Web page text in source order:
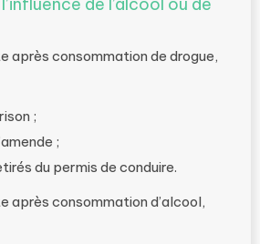
de l’alcool ou de
après consommation de drogue,
;
;
du permis de conduire.
après consommation d’alcool,